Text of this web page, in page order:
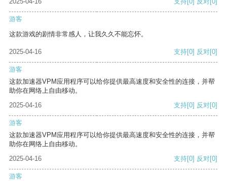
游客
这款游戏的剧情非常感人，让我久久不能忘怀。
2025-04-16 支持[0] 反对[0]
游客
这款加速器VPM应用程序可以给你提供最高速度和安全性的连接，并帮
助你在网络上自由移动。
2025-04-16
支持[0] 反对[0]
游客
这款加速器VPM应用程序可以给你提供最高速度和安全性的连接，并帮
助你在网络上自由移动。
2025-04-16
支持[0] 反对[0]
游客